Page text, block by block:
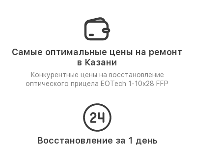
Самые оптимальные цены на ремонт
в Казани
Конкурентные цены на восстановление
оптического прицела EOTech 1-10x28 FFP
Восстановление за 1 день